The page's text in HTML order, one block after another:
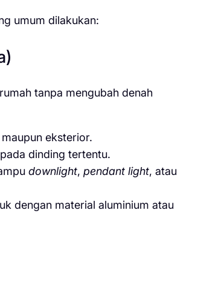
umum dilakukan:
tanpa mengubah denah
eksterior.
dinding tertentu.
downlight, pendant light, atau
dengan material aluminium atau